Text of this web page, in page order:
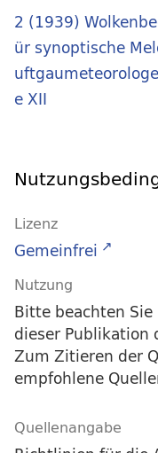
2 (1939)
ür synoptische
e XII
Lizenz
Gemeinfrei
Nutzung
Bitte beachten
dieser Publikation
Zum Zitieren der
empfohlene
Quellenangabe